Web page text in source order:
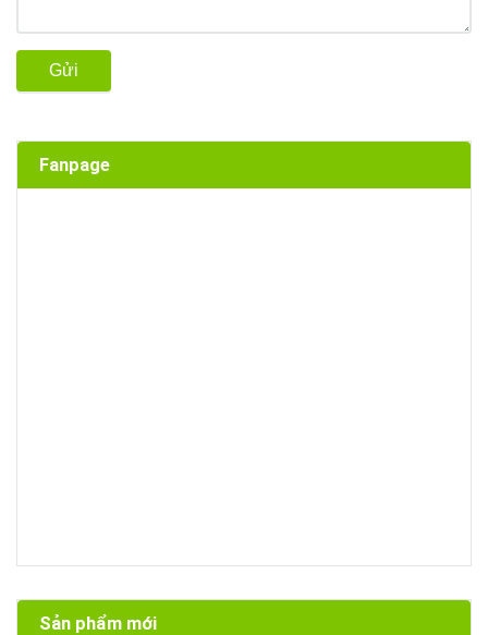
Gửi
Fanpage
Sản phẩm mới